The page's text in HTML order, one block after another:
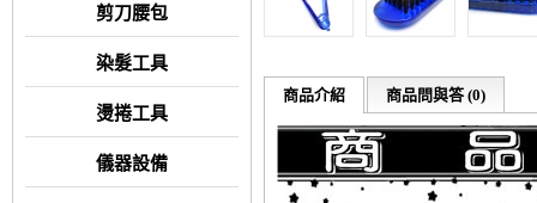
剪刀腰包
染髮工具
燙捲工具
儀器設備
商品介紹 商品問與答 (0)